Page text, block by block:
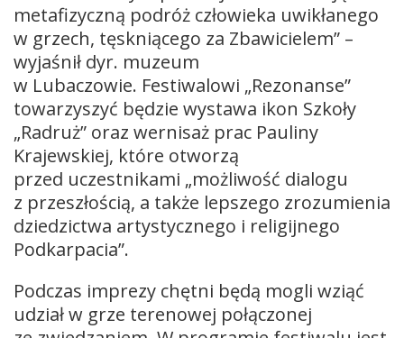
metafizyczną podróż człowieka uwikłanego
w grzech, tęskniącego za Zbawicielem” –
wyjaśnił dyr. muzeum
w Lubaczowie. Festiwalowi „Rezonanse”
towarzyszyć będzie wystawa ikon Szkoły
„Radruż” oraz wernisaż prac Pauliny
Krajewskiej, które otworzą
przed uczestnikami „możliwość dialogu
z przeszłością, a także lepszego zrozumienia
dziedzictwa artystycznego i religijnego
Podkarpacia”.
Podczas imprezy chętni będą mogli wziąć
udział w grze terenowej połączonej